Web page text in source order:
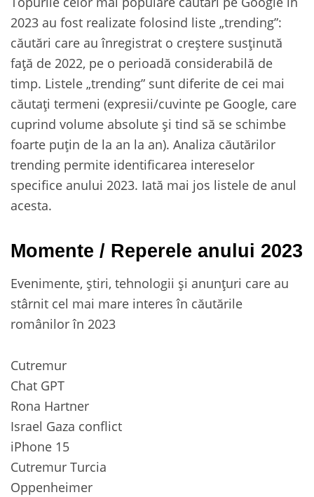
2023 au fost realizate folosind liste „trending”:
căutări care au înregistrat o creștere susținută
față de 2022, pe o perioadă considerabilă de
timp. Listele „trending” sunt diferite de cei mai
căutați termeni (expresii/cuvinte pe Google, care
cuprind volume absolute și tind să se schimbe
foarte puțin de la an la an). Analiza căutărilor
trending permite identificarea intereselor
specifice anului 2023. Iată mai jos listele de anul
acesta.
Momente / Reperele anului 2023
Evenimente, știri, tehnologii și anunțuri care au
stârnit cel mai mare interes în căutările
românilor în 2023
Cutremur
Chat GPT
Rona Hartner
Israel Gaza conflict
iPhone 15
Cutremur Turcia
Oppenheimer